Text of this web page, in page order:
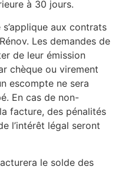
à 30 jours.
aux contrats
Les demandes de
de leur émission
chèque ou virement
escompte ne sera
En cas de non-
facture, des pénalités
l’intérêt légal seront
le solde des